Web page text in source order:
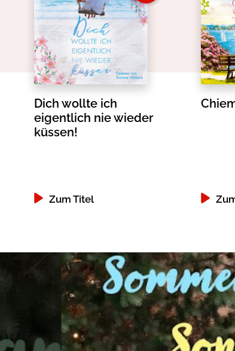
Dich wollte ich
eigentlich nie wieder
küssen!
Zum Titel